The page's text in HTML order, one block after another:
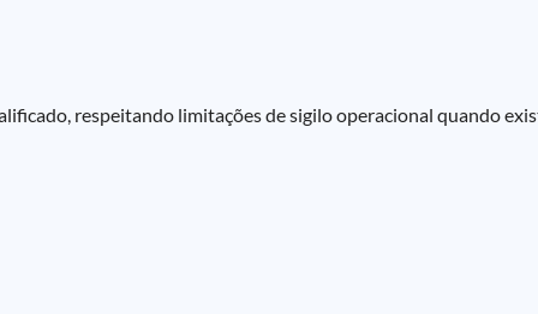
respeitando limitações de sigilo operacional